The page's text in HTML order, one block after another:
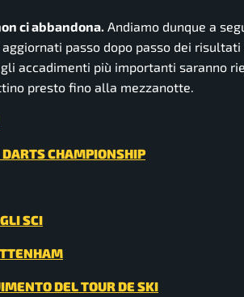
ci abbandona. Andiamo dunque a
passo dopo passo dei
accadimenti più importanti saranno
presto fino alla mezzanotte.
CHAMPIONSHIP
SCI
DEL TOUR DE SKI